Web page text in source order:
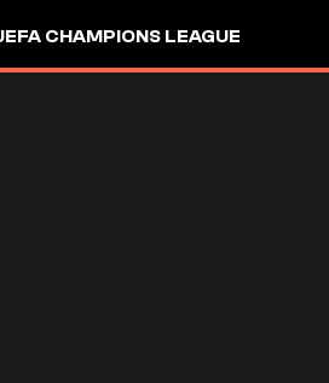
CHAMPIONS LEAGUE